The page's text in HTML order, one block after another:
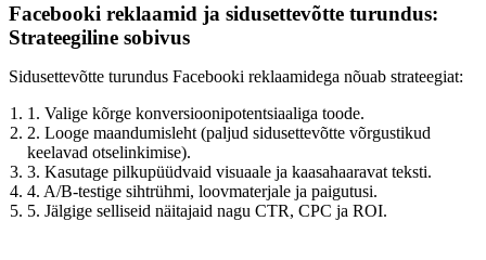
Facebooki reklaamid ja sidusettevõtte turundus:
Strateegiline sobivus
Sidusettevõtte turundus Facebooki reklaamidega nõuab strateegiat:
1. Valige kõrge konversioonipotentsiaaliga toode.
2. Looge maandumisleht (paljud sidusettevõtte võrgustikud
keelavad otselinkimise).
3. Kasutage pilkupüüdvaid visuaale ja kaasahaaravat teksti.
4. A/B-testige sihtrühmi, loovmaterjale ja paigutusi.
5. Jälgige selliseid näitajaid nagu CTR, CPC ja ROI.